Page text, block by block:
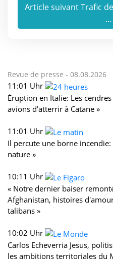
Article suivant Trafic
...
Revue de presse - 08.08.2026
11:01 Uhr
Éruption en Italie: Les
avions d'atterrir à Catane »
11:01 Uhr
Il percute une borne
nature »
10:11 Uhr
« Notre dernier baiser
Afghanistan, histoires
talibans »
10:02 Uhr
Carlos Echeverria Jesus,
les ambitions territoriales du